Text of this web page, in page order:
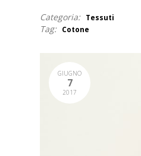
Categoria: Tessuti
Tag: Cotone
GIUGNO
7
2017